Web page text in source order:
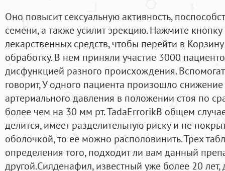
Оно повысит сексуальную активность,
семени, а также усилит эрекцию. Нажмите кнопку
лекарственных средств, чтобы перейти в
обработку. В нем приняли участие 3000
дисфункцией разного происхождения.
говорит, У одного пациента произошло снижение
артериального давления в положении стоя по
более чем на 30 мм рт. TadaErrorikВ общем
делится, имеет разделительную риску и не
оболочкой, то ее можно располовинить. Трех
определения того, подходит ли вам данный
другой.Силденафил, известный уже более 20